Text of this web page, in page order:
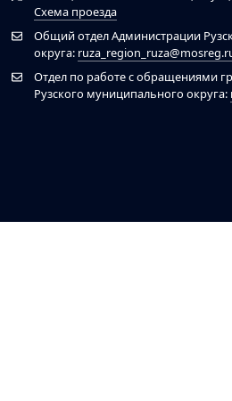
Схема проезда
Общий отдел Администрации
округа:
Отдел по работе с обращениями
Рузского муниципального округа: